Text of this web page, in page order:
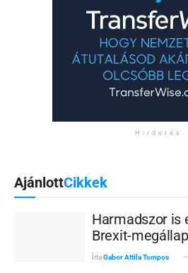
Hirdetés
AjánlottCikkek
Harmadszor is
Brexit-
ÍrtaGabor Attila Tompos